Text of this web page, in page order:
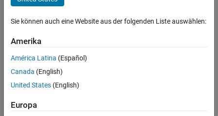
ON THIS PAGE
Description
Examples
Input Arguments
Output Arguments
Algorithms
Extended Capabilities
B = exp(A)
quaternion array
example
Examples
Sie können auch eine Website aus der folgenden Liste auswählen:
Amerika
América Latina (Español)
Canada (English)
United States (English)
Europa